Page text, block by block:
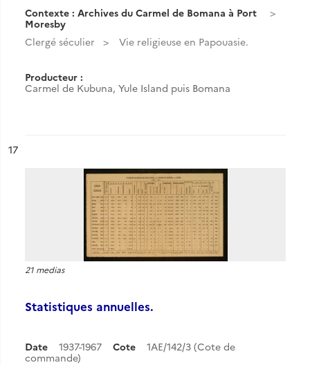
Contexte : Archives du Carmel de Bomana à Port
Moresby
Clergé séculier
Vie religieuse en Papouasie.
Producteur :
Carmel de Kubuna, Yule Island puis Bomana
n°
17
21 medias
Statistiques annuelles.
Date 1937-1967 Cote
1AE/142/3 (Cote de
commande)